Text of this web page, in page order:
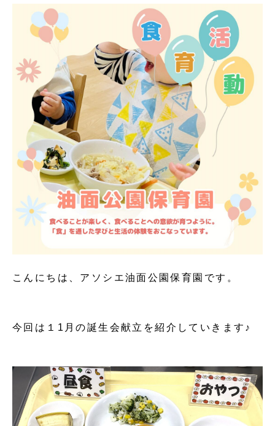
こんにちは、アソシエ油面公園保育園です。
今回は１1月の誕生会献立を紹介していきます♪